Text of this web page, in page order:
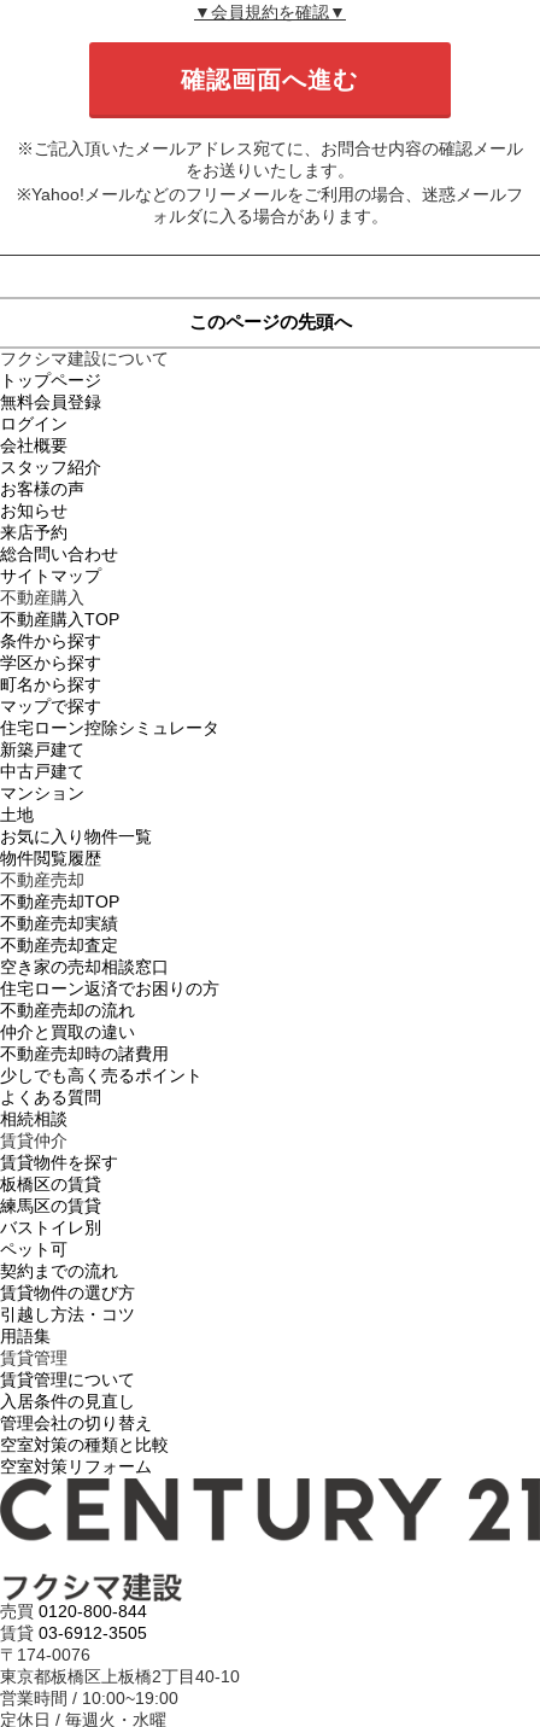
▼会員規約を確認▼
※ご記入頂いたメールアドレス宛てに、お問合せ内容の確認メール
をお送りいたします。
※Yahoo!メールなどのフリーメールをご利用の場合、迷惑メールフ
ォルダに入る場合があります。
このページの先頭へ
フクシマ建設について
トップページ
無料会員登録
ログイン
会社概要
スタッフ紹介
お客様の声
お知らせ
来店予約
総合問い合わせ
サイトマップ
不動産購入
不動産購入TOP
条件から探す
学区から探す
町名から探す
マップで探す
住宅ローン控除シミュレータ
新築戸建て
中古戸建て
マンション
土地
お気に入り物件一覧
物件閲覧履歴
不動産売却
不動産売却TOP
不動産売却実績
不動産売却査定
空き家の売却相談窓口
住宅ローン返済でお困りの方
不動産売却の流れ
仲介と買取の違い
不動産売却時の諸費用
少しでも高く売るポイント
よくある質問
相続相談
賃貸仲介
賃貸物件を探す
板橋区の賃貸
練馬区の賃貸
バストイレ別
ペット可
契約までの流れ
賃貸物件の選び方
引越し方法・コツ
用語集
賃貸管理
賃貸管理について
入居条件の見直し
管理会社の切り替え
空室対策の種類と比較
空室対策リフォーム
売買 0120-800-844
賃貸 03-6912-3505
〒174-0076
東京都板橋区上板橋2丁目40-10
営業時間 / 10:00~19:00
定休日 / 毎週火・水曜